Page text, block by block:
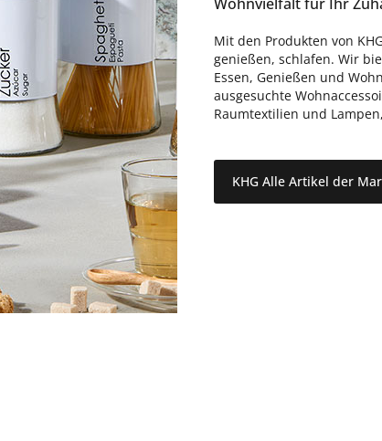
Wohnvielfalt für Ihr
Mit den Produkten von
genießen, schlafen. Wir
Essen, Genießen und
ausgesuchte
Raumtextilien und
KHG Alle Artikel der